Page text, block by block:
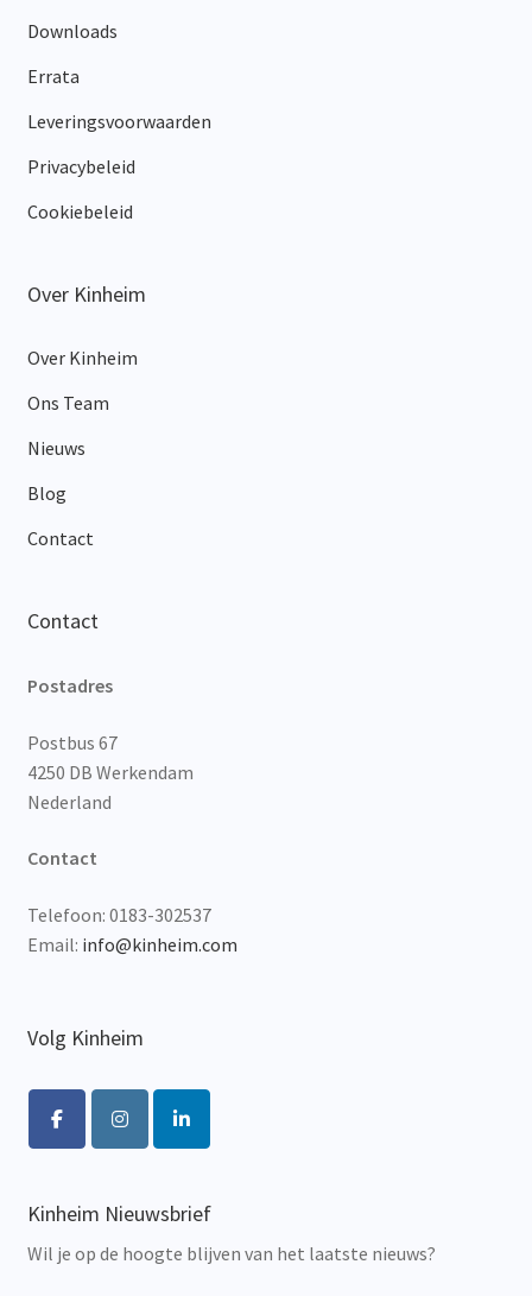
Downloads
Errata
Leveringsvoorwaarden
Privacybeleid
Cookiebeleid
Over Kinheim
Over Kinheim
Ons Team
Nieuws
Blog
Contact
Contact
Postadres
Postbus 67
4250 DB Werkendam
Nederland
Contact
Telefoon: 0183-302537
Email: info@kinheim.com
Volg Kinheim
Kinheim Nieuwsbrief
Wil je op de hoogte blijven van het laatste nieuws?